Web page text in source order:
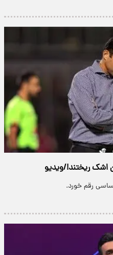
اشک ریختند!/ویدیو
رقم خورد.